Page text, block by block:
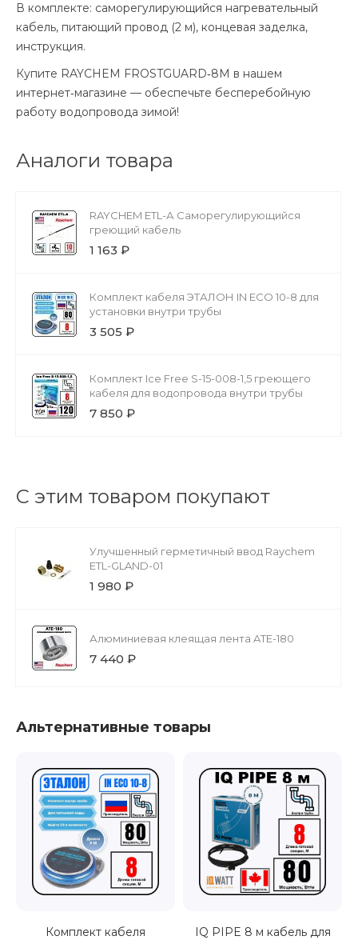
В комплекте: саморегулирующийся нагревательный
кабель, питающий провод (2 м), концевая заделка,
инструкция.
Купите RAYCHEM FROSTGUARD‑8M в нашем
интернет‑магазине — обеспечьте бесперебойную
работу водопровода зимой!
Аналоги товара
RAYCHEM ETL-А Саморегулирующийся
греющий кабель
1 163 ₽
Комплект кабеля ЭТАЛОН IN ECO 10-8 для
установки внутри трубы
3 505 ₽
Комплект Ice Free S-15-008-1,5 греющего
кабеля для водопровода внутри трубы
7 850 ₽
С этим товаром покупают
Улучшенный герметичный ввод Raychem
ETL-GLAND-01
1 980 ₽
Алюминиевая клеящая лента ATE-180
7 440 ₽
Альтернативные товары
Комплект кабеля
IQ PIPE 8 м кабель для